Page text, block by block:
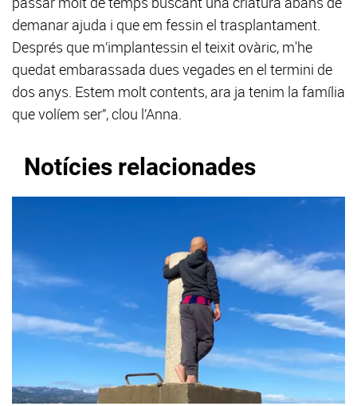
demanar ajuda i que em fessin el trasplantament.
Després que m’implantessin el teixit ovàric, m'he
quedat embarassada dues vegades en el termini de
dos anys. Estem molt contents, ara ja tenim la família
que volíem ser”, clou l’Anna.
Notícies relacionades